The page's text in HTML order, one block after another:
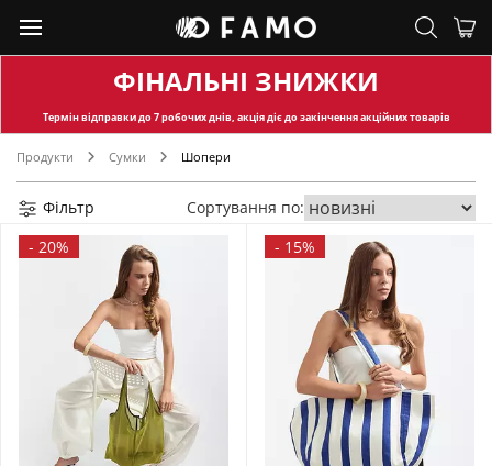
ФІНАЛЬНІ ЗНИЖКИ
Термін відправкидо 7 робочих днів, акція діє до закінчення акційних товарів
Продукти Сумки Шопери
Фільтр
Сортування по:
- 20% - 15%